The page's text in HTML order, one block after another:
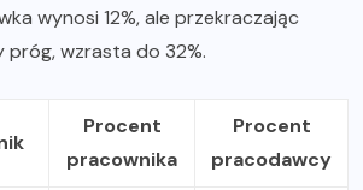
wynosi 12%, ale przekraczając
próg, wzrasta do 32%.
Procent
pracownika
Procent
pracodawcy